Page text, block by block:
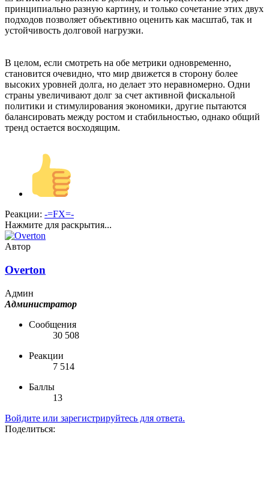
принципиально разную картину, и только сочетание этих двух
подходов позволяет объективно оценить как масштаб, так и
устойчивость долговой нагрузки.
В целом, если смотреть на обе метрики одновременно,
становится очевидно, что мир движется в сторону более
высоких уровней долга, но делает это неравномерно. Одни
страны увеличивают долг за счет активной фискальной
политики и стимулирования экономики, другие пытаются
балансировать между ростом и стабильностью, однако общий
тренд остается восходящим.
Реакции: -=FX=-
Нажмите для раскрытия...
Автор
Overton
Админ
Администратор
Сообщения
30 508
Реакции
7 514
Баллы
13
Войдите или зарегистрируйтесь для ответа.
Поделиться: